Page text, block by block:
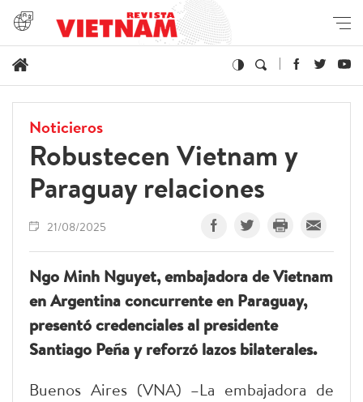
Noticieros
Robustecen Vietnam y
Paraguay relaciones
21/08/2025
Ngo Minh Nguyet, embajadora de Vietnam
en Argentina concurrente en Paraguay,
presentó credenciales al presidente
Santiago Peña y reforzó lazos bilaterales.
Buenos Aires (VNA) –La embajadora de